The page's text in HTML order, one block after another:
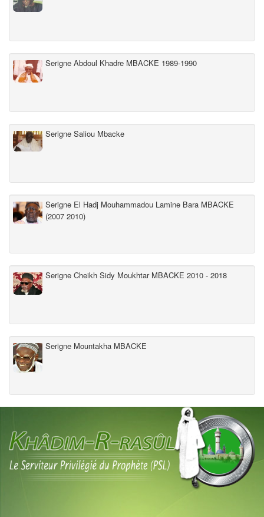
Serigne Abdoul Khadre MBACKE 1989-1990
Serigne Saliou Mbacke
Serigne El Hadj Mouhammadou Lamine Bara MBACKE
(2007 2010)
Serigne Cheikh Sidy Moukhtar MBACKE 2010 - 2018
Serigne Mountakha MBACKE